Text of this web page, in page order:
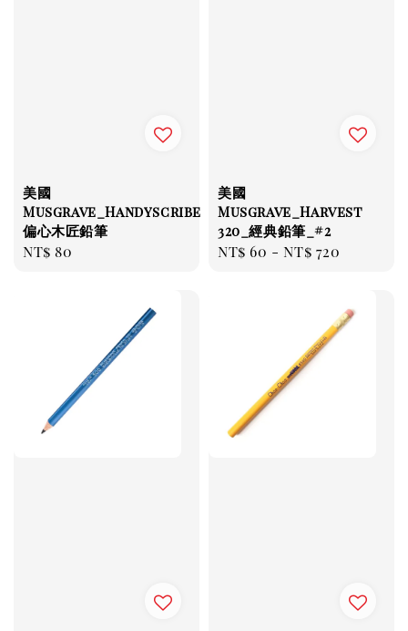
美國
Musgrave_Handyscribe
偏心木匠鉛筆
Regular
NT$ 80
美國
Musgrave_Harvest
320_經典鉛筆_#2
Regular
NT$ 60 -NT$ 720